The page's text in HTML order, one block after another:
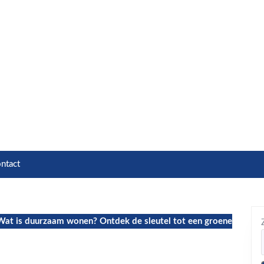
is duurzaam wonen? Ontdek de sleutel tot een groene